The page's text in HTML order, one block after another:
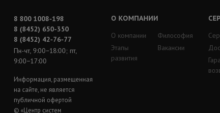
8 800 1008-198
8 (8452) 650-350
8 (8452) 42-76-77
Пн-чт, 9:00−18:00; пт,
9:00−17:00
Информация, размещенная
на сайте, не является
публичной офертой
© «Центр систем
О КОМПАНИИ
О компании
Этапы
развития
Философия
Вакансии